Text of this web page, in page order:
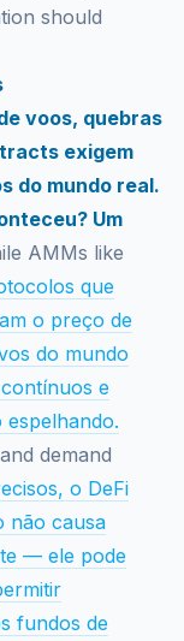
should
voos, quebras
exigem
do mundo real.
Um
AMMs like
que
o preço de
do mundo
e
espelhando.
demand
o DeFi
não causa
— ele pode
fundos de